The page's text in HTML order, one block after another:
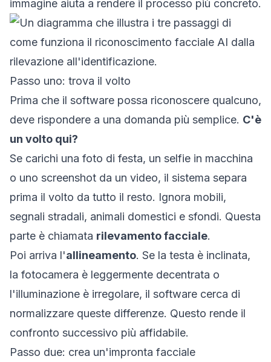
immagine aiuta a rendere il processo più concreto.
Passo uno: trova il volto
Prima che il software possa riconoscere qualcuno,
deve rispondere a una domanda più semplice. C'è
un volto qui?
Se carichi una foto di festa, un selfie in macchina
o uno screenshot da un video, il sistema separa
prima il volto da tutto il resto. Ignora mobili,
segnali stradali, animali domestici e sfondi. Questa
parte è chiamata rilevamento facciale.
Poi arriva l'allineamento. Se la testa è inclinata,
la fotocamera è leggermente decentrata o
l'illuminazione è irregolare, il software cerca di
normalizzare queste differenze. Questo rende il
confronto successivo più affidabile.
Passo due: crea un'impronta facciale